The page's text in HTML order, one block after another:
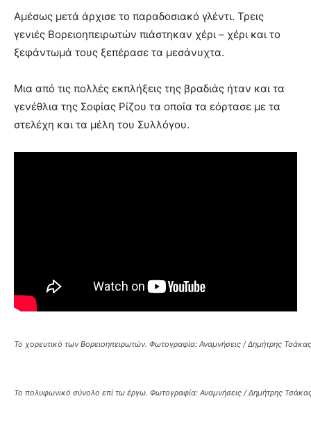
Αμέσως μετά άρχισε το παραδοσιακό γλέντι. Τρεις
γενιές Βορειοηπειρωτών πιάστηκαν χέρι – χέρι και το
ξεφάντωμά τους ξεπέρασε τα μεσάνυχτα.
Μια από τις πολλές εκπλήξεις της βραδιάς ήταν και τα
γενέθλια της Σοφίας Ρίζου τα οποία τα εόρτασε με τα
στελέχη και τα μέλη του Συλλόγου.
Το χορευτικό των Βορειοηπειρωτών. Φωτογραφία: Αναμνήσεις / Δημήτρης
Το πολυφωνικό σύνολο επί τω έργω. Φωτογραφία: Αναμνήσεις / Δημήτρης